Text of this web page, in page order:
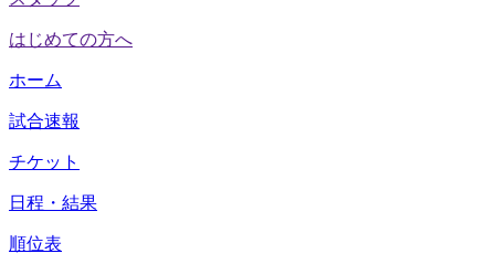
はじめての方へ
ホーム
試合速報
チケット
日程・結果
順位表